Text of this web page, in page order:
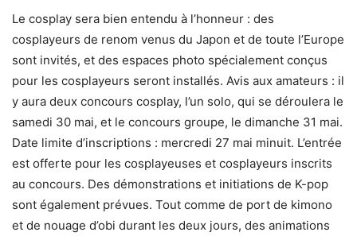
Le cosplay sera bien entendu à l’honneur : des
cosplayeurs de renom venus du Japon et de toute l’Europe
sont invités, et des espaces photo spécialement conçus
pour les cosplayeurs seront installés. Avis aux amateurs : il
y aura deux concours cosplay, l’un solo, qui se déroulera le
samedi 30 mai, et le concours groupe, le dimanche 31 mai.
Date limite d’inscriptions : mercredi 27 mai minuit. L’entrée
est offerte pour les cosplayeuses et cosplayeurs inscrits
au concours. Des démonstrations et initiations de K-pop
sont également prévues. Tout comme de port de kimono
et de nouage d’obi durant les deux jours, des animations